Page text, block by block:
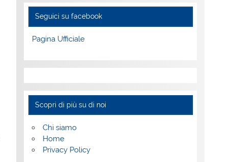
Seguici su facebook
Pagina Ufficiale
Scopri di più su di noi
Chi siamo
Home
Privacy Policy